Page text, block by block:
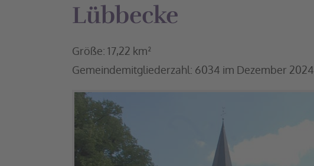
Lübbecke
Größe: 17,22 km²
Gemeindemitgliederzahl: 6034 im Dezember 2024